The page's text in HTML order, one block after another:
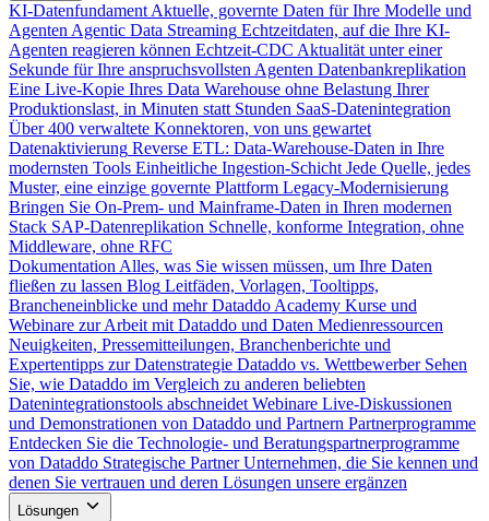
KI-Datenfundament Aktuelle, governte Daten für Ihre Modelle und
Agenten Agentic Data Streaming Echtzeitdaten, auf die Ihre KI-
Agenten reagieren können Echtzeit-CDC Aktualität unter einer
Sekunde für Ihre anspruchsvollsten Agenten Datenbankreplikation
Eine Live-Kopie Ihres Data Warehouse ohne Belastung Ihrer
Produktionslast, in Minuten statt Stunden SaaS-Datenintegration
Über 400 verwaltete Konnektoren, von uns gewartet
Datenaktivierung Reverse ETL: Data-Warehouse-Daten in Ihre
modernsten Tools Einheitliche Ingestion-Schicht Jede Quelle, jedes
Muster, eine einzige governte Plattform Legacy-Modernisierung
Bringen Sie On-Prem- und Mainframe-Daten in Ihren modernen
Stack SAP-Datenreplikation Schnelle, konforme Integration, ohne
Middleware, ohne RFC
Dokumentation Alles, was Sie wissen müssen, um Ihre Daten
fließen zu lassen Blog Leitfäden, Vorlagen, Tooltipps,
Brancheneinblicke und mehr Dataddo Academy Kurse und
Webinare zur Arbeit mit Dataddo und Daten Medienressourcen
Neuigkeiten, Pressemitteilungen, Branchenberichte und
Expertentipps zur Datenstrategie Dataddo vs. Wettbewerber Sehen
Sie, wie Dataddo im Vergleich zu anderen beliebten
Datenintegrationstools abschneidet Webinare Live-Diskussionen
und Demonstrationen von Dataddo und Partnern Partnerprogramme
Entdecken Sie die Technologie- und Beratungspartnerprogramme
von Dataddo Strategische Partner Unternehmen, die Sie kennen und
denen Sie vertrauen und deren Lösungen unsere ergänzen
Lösungen